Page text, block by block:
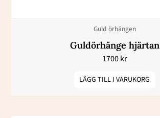
Guld örhängen
Guldörhänge hjärtan
1700kr
LÄGG TILL I VARUKORG